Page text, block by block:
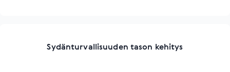
Sydänturvallisuuden tason kehitys